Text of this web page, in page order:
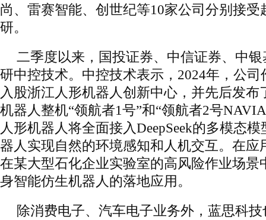
尚、雷赛智能、创世纪等10家公司分别接受
研。
二季度以来，国投证券、中信证券、中
研中控技术。中控技术表示，2024年，公
入股浙江人形机器人创新中心，并先后发布
机器人整机“领航者1号”和“领航者2号
人形机器人将全面接入DeepSeek的多模态模
器人实现自然的环境感知和人机交互。在应
在某大型石化企业实验室的高风险作业场
身智能仿生机器人的落地应用。
除消费电子、汽车电子业务外，蓝思科